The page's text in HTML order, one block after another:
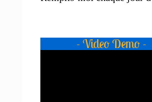
- Video Demo -